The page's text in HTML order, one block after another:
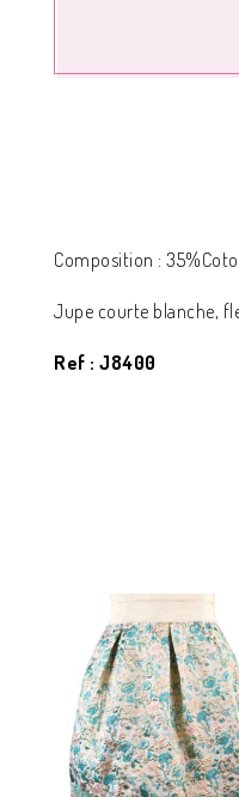
Composition :
Jupe courte blanche,
Ref : J8400